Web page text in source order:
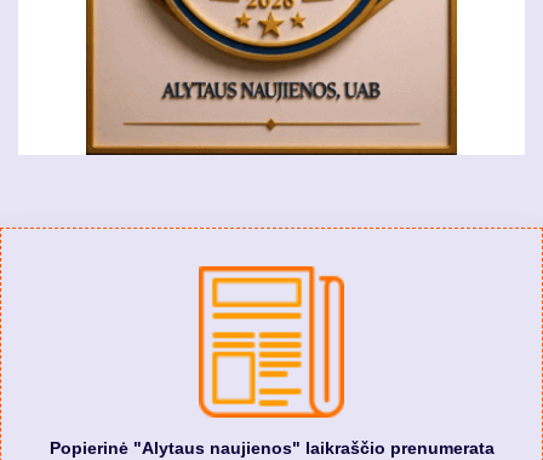
Popierinė "Alytaus naujienos" laikraščio prenumerata